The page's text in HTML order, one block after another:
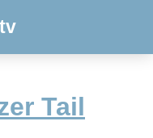
Tail